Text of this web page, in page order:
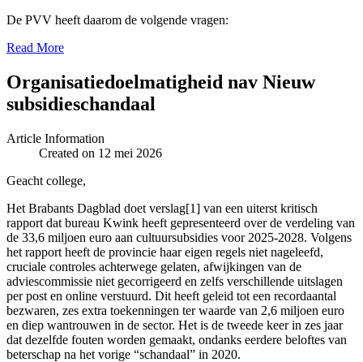
De PVV heeft daarom de volgende vragen:
Read More
Organisatiedoelmatigheid nav Nieuw
subsidieschandaal
Article Information
Created on 12 mei 2026
Geacht college,
Het Brabants Dagblad doet verslag[1] van een uiterst kritisch
rapport dat bureau Kwink heeft gepresenteerd over de verdeling van
de 33,6 miljoen euro aan cultuursubsidies voor 2025-2028. Volgens
het rapport heeft de provincie haar eigen regels niet nageleefd,
cruciale controles achterwege gelaten, afwijkingen van de
adviescommissie niet gecorrigeerd en zelfs verschillende uitslagen
per post en online verstuurd. Dit heeft geleid tot een recordaantal
bezwaren, zes extra toekenningen ter waarde van 2,6 miljoen euro
en diep wantrouwen in de sector. Het is de tweede keer in zes jaar
dat dezelfde fouten worden gemaakt, ondanks eerdere beloftes van
beterschap na het vorige “schandaal” in 2020.